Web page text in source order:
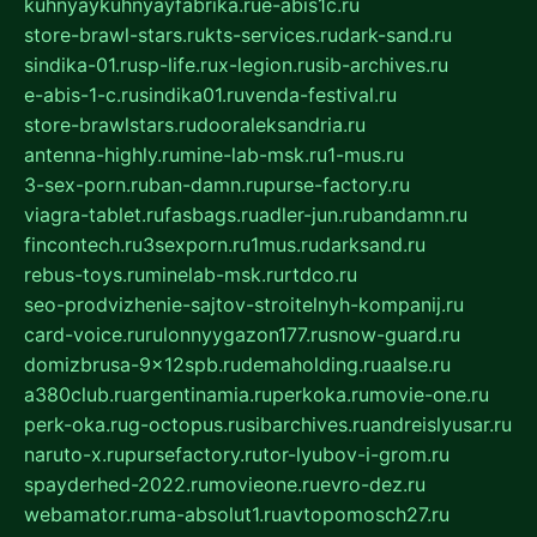
store-brawl-stars.rukts-services.rudark-sand.ru
sindika-01.rusp-life.rux-legion.rusib-archives.ru
e-abis-1-c.rusindika01.ruvenda-festival.ru
store-brawlstars.rudooraleksandria.ru
antenna-highly.rumine-lab-msk.ru1-mus.ru
3-sex-porn.ruban-damn.rupurse-factory.ru
viagra-tablet.rufasbags.ruadler-jun.rubandamn.ru
fincontech.ru3sexporn.ru1mus.rudarksand.ru
rebus-toys.ruminelab-msk.rurtdco.ru
seo-prodvizhenie-sajtov-stroitelnyh-kompanij.ru
card-voice.rurulonnyygazon177.rusnow-guard.ru
domizbrusa-9x12spb.rudemaholding.ruaalse.ru
a380club.ruargentinamia.ruperkoka.rumovie-one.ru
perk-oka.rug-octopus.rusibarchives.ruandreislyusar.ru
naruto-x.rupursefactory.rutor-lyubov-i-grom.ru
spayderhed-2022.rumovieone.ruevro-dez.ru
webamator.ruma-absolut1.ruavtopomosch27.ru